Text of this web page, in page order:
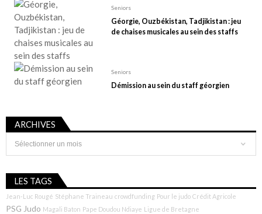
Seniors
Géorgie, Ouzbékistan, Tadjikistan : jeu
de chaises musicales au sein des staffs
Seniors
Démission au sein du staff géorgien
ARCHIVES
Archives
LES TAGS
Jean-Luc Rougé Stéphane Traineau crowdfunding Pour le judo Crédit Agricole
PSG Judo Magali Baton Pape Doudou Ndiaye Ligue de Bretagne